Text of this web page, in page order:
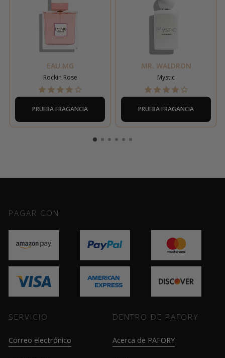
EAU.MG
Rockin Rose
PRUEBA FRAGANCIA
MR. WALDRON
Mystic
PRUEBA FRAGANCIA
PAGAR CON
SERVICIO
Correo electrónico
DENTRO DE PAFORY
Acerca de PAFORY